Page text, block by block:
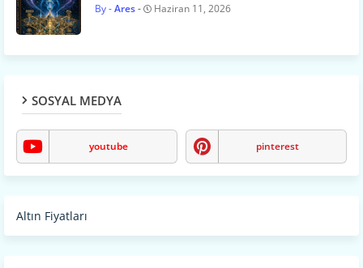
Ares Haziran 11, 2026
SOSYAL MEDYA
youtube pinterest
Altın Fiyatları